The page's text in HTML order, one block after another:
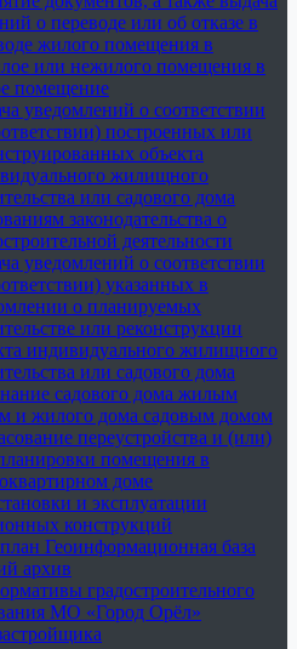
о переводе или об отказе в
жилого помещения в
или нежилого помещения в
помещение
уведомлений о соответствии
построенных или
объекта
жилищного
или садового дома
законодательства о
деятельности
уведомлений о соответствии
указанных в
о планируемых
или реконструкции
индивидуального жилищного
или садового дома
садового дома жилым
и жилого дома садовым домом
переустройства и (или)
помещения в
доме
и эксплуатации
конструкций
Геоинформационная база
архив
градостроительного
МО «Город Орёл»